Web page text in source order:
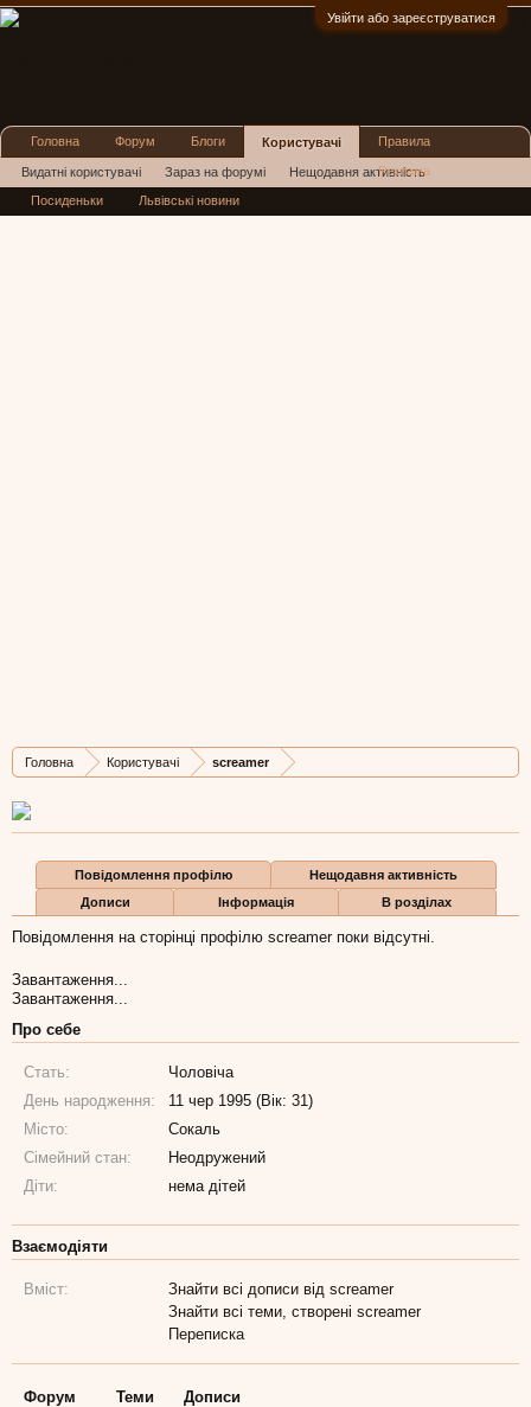
Увійти або зареєструватися
Головна Користувачі screamer
Дописів
1
Карма
0
Бали
1
Повідомлення профілю
Нещодавня активність
Дописи
Інформація В розділах
Повідомлення на сторінці профілю screamer поки відсутні.
Завантаження...
Завантаження...
Про себе
Стать:
Чоловіча
День народження:
11 чер 1995 (Вік: 31)
Місто:
Сокаль
Сімейний стан:
Неодружений
Діти:
нема дітей
Взаємодіяти
Вміст:
Знайти всі дописи від screamer
Знайти всі теми, створені screamer
Переписка
Форум Теми
Дописи
Головна Форум Блоги Користувачі
Видатні користувачі Зараз на форумі Нещодавня активність
Нові повідомлення профілю
Правила
Реклама
Посиденьки Львівські новини